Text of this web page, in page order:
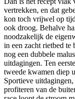
vertrekken, en dat
kon toch vrijwel op
ook droog. Behalve
noodzakelijk de
in een zacht rietbed te
nog een dubbele
uitdagingen. Ten
tweede kwamen diep
Sportieve
profiteren van de